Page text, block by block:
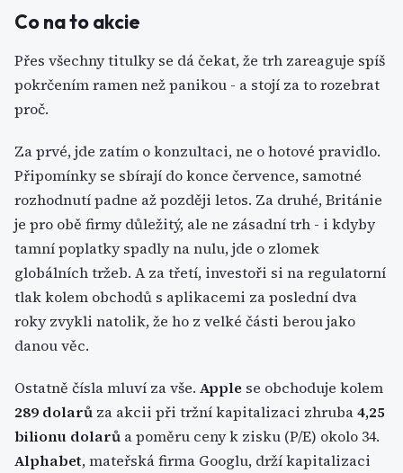
Co na to akcie
Přes všechny titulky se dá čekat, že trh zareaguje spíš
pokrčením ramen než panikou - a stojí za to rozebrat
proč.
Za prvé, jde zatím o konzultaci, ne o hotové pravidlo.
Připomínky se sbírají do konce července, samotné
rozhodnutí padne až později letos. Za druhé, Británie
je pro obě firmy důležitý, ale ne zásadní trh - i kdyby
tamní poplatky spadly na nulu, jde o zlomek
globálních tržeb. A za třetí, investoři si na regulatorní
tlak kolem obchodů s aplikacemi za poslední dva
roky zvykli natolik, že ho z velké části berou jako
danou věc.
Ostatně čísla mluví za vše. Apple se obchoduje kolem
289 dolarů za akcii při tržní kapitalizaci zhruba4,25
bilionu dolarů a poměru ceny k zisku (P/E) okolo 34.
Alphabet, mateřská firma Googlu, drží kapitalizaci